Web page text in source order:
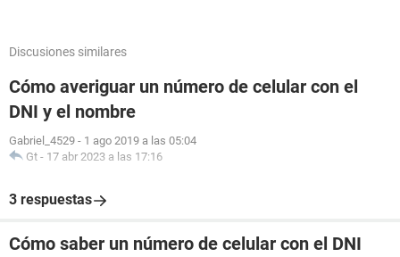
Discusiones similares
Cómo averiguar un número de celular con el
DNI y el nombre
Gabriel_4529 - 1 ago 2019 a las 05:04
Gt - 17 abr 2023 a las 17:16
3 respuestas
Cómo saber un número de celular con el DNI